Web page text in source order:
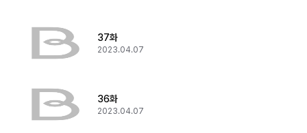
37화
2023.04.07
36화
2023.04.07